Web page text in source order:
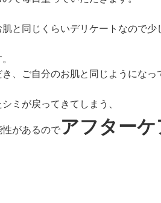
と同じくらいデリケートなので少
、ご自分のお肌と同じようになっ
ミが戻ってきてしまう、
があるのでアフター